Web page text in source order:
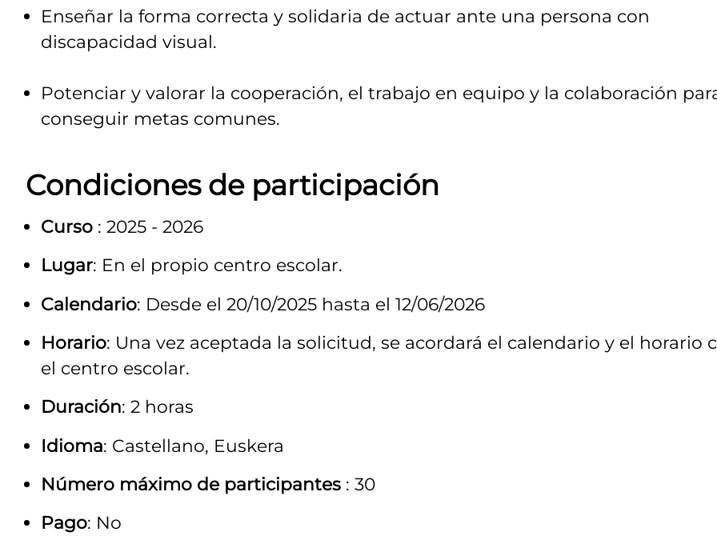
Enseñar la forma correcta y solidaria de actuar ante una persona con
discapacidad visual.
Potenciar y valorar la cooperación, el trabajo en equipo y la colaboración
conseguir metas comunes.
Condiciones de participación
Curso : 2025 - 2026
Lugar: En el propio centro escolar.
Calendario: Desde el 20/10/2025 hasta el 12/06/2026
Horario: Una vez aceptada la solicitud, se acordará el calendario y el horario
el centro escolar.
Duración: 2 horas
Idioma: Castellano, Euskera
Número máximo de participantes : 30
Pago: No